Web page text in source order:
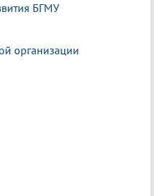
БГМУ
организации